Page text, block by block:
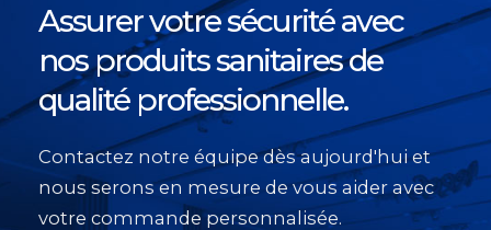
Assurer votre sécurité avec
nos produits sanitaires de
qualité professionnelle.
Contactez notre équipe dès aujourd'hui et
nous serons en mesure de vous aider avec
votre commande personnalisée.